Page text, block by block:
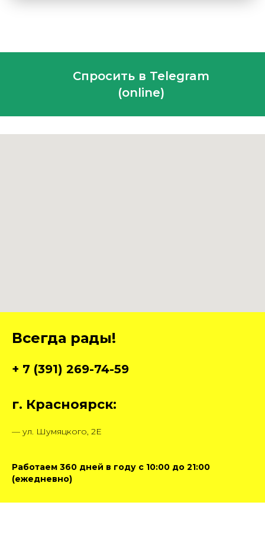
Спросить в Telegram
(online)
Всегда рады!
+ 7 (391) 269-74-59
г. Красноярск:
— ул. Шумяцкого, 2Е
Работаем 360 дней в году с 10:00 до 21:00
(ежедневно)